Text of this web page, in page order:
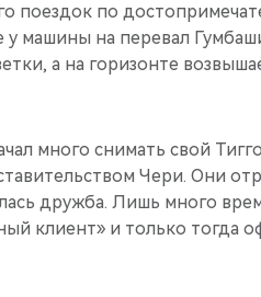
поездок по
у машины на перевал
а на горизонте
много снимать свой
Чери. Они
дружба. Лишь много
клиент» и только тогда